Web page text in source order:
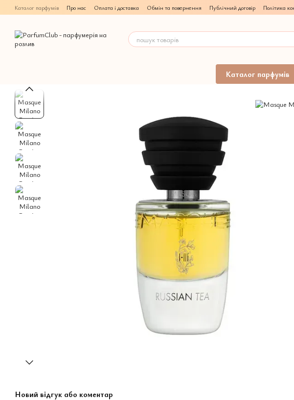
Перейти до основного контенту
Каталог парфумів Про нас Оплата і доставка Обмін та повернення Публічний договір Політика
Каталог парфумів
Новий відгук або коментар